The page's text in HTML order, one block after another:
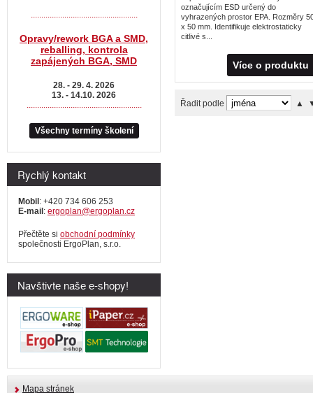
označujícím ESD určený do
vyhrazených prostor EPA. Rozměry
x 50 mm. Identifikuje elektrostaticky
citlivé s...
Více o produktu
Řadit podle ▲
...................................................
Opravy/rework BGA a SMD,
reballing, kontrola
zapájených BGA, SMD
28. - 29. 4. 2026
13. - 14.10. 2026
Všechny termíny školení
Rychlý kontakt
Mobil: +420 734 606 253
E-mail: ergoplan@ergoplan.cz
Přečtěte si obchodní podmínky
společnosti ErgoPlan, s.r.o.
Navštivte naše e-shopy!
Mapa stránek